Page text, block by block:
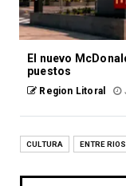
El nuevo
puestos
Region Litoral
CULTURA ENTRE RIOS